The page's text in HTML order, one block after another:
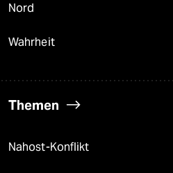
Nord
Wahrheit
Themen
Nahost-Konflikt